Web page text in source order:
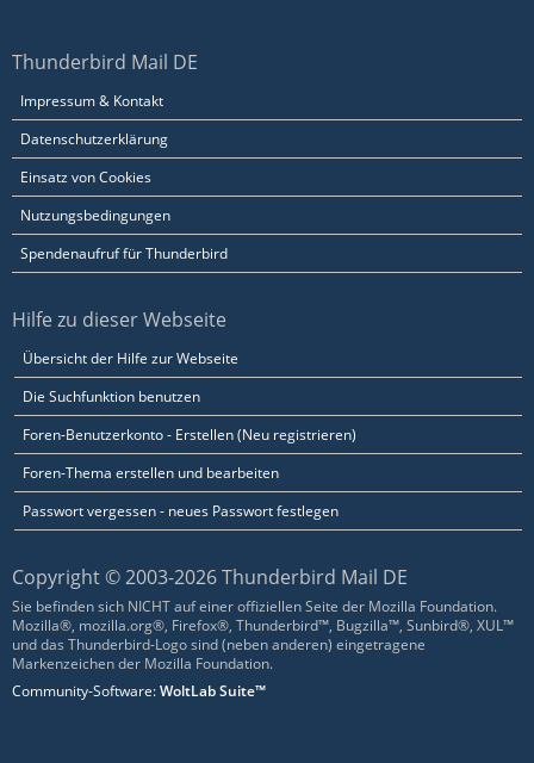
Thunderbird Mail DE
Impressum & Kontakt
Datenschutzerklärung
Einsatz von Cookies
Nutzungsbedingungen
Spendenaufruf für Thunderbird
Hilfe zu dieser Webseite
Übersicht der Hilfe zur Webseite
Die Suchfunktion benutzen
Foren-Benutzerkonto - Erstellen (Neu registrieren)
Foren-Thema erstellen und bearbeiten
Passwort vergessen - neues Passwort festlegen
Copyright © 2003-2026 Thunderbird Mail DE
Sie befinden sich NICHT auf einer offiziellen Seite der Mozilla Foundation.
Mozilla®, mozilla.org®, Firefox®, Thunderbird™, Bugzilla™, Sunbird®, XUL™
und das Thunderbird-Logo sind (neben anderen) eingetragene
Markenzeichen der Mozilla Foundation.
Community-Software:WoltLab Suite™